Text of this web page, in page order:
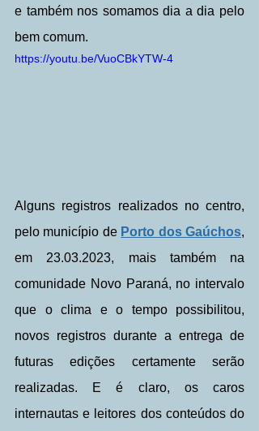
e também nos somamos dia a dia pelo
bem comum.
https://youtu.be/VuoCBkYTW-4
Alguns registros realizados no centro,
pelo município de Porto dos Gaúchos,
em 23.03.2023, mais também na
comunidade Novo Paraná, no intervalo
que o clima e o tempo possibilitou,
novos registros durante a entrega de
futuras edições certamente serão
realizadas. E é claro, os caros
internautas e leitores dos conteúdos do